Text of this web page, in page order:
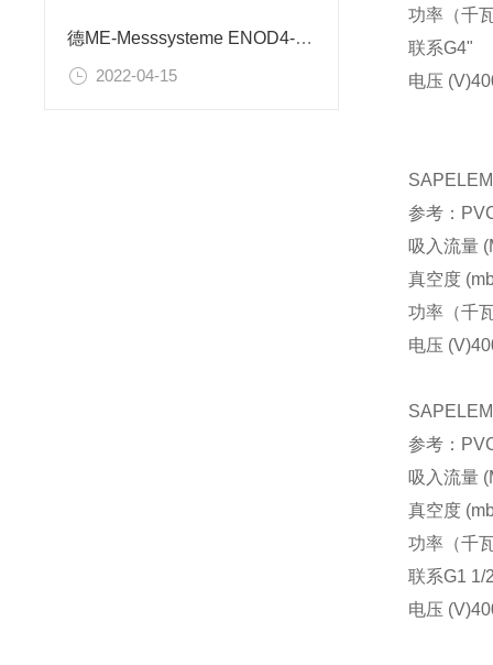
德ME-Messsysteme ENOD4-T DIN 重量变送器
2022-04-15
功率（千
联系G4"
电压 (V)
SAPELEM
参考：
吸入流量
真空度
功率（千
电压 (V)
SAPELEM
参考：
吸入流量
真空度
功率（千
联系G1 1/
电压 (V)